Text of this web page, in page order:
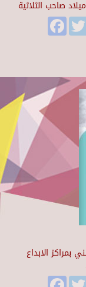
بمراكز الابداع